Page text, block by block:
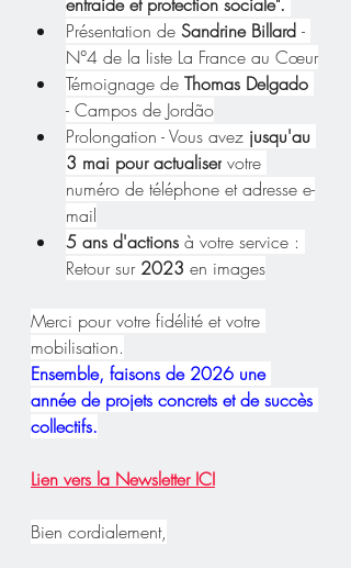
Présentation de Sandrine Billard -
N°4 de la liste La France au Cœur
Témoignage de Thomas Delgado
- Campos de Jordão
Prolongation - Vous avez jusqu'au
3 mai pour actualiser votre
numéro de téléphone et adresse e-
mail
5 ans d'actions à votre service :
Retour sur 2023 en images
Merci pour votre fidélité et votre
mobilisation.
Ensemble, faisons de 2026 une
année de projets concrets et de succès
collectifs.
Lien vers la Newsletter ICI
Bien cordialement,